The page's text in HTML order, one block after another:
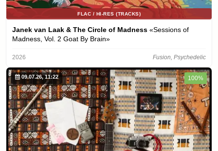
FLAC / HI-RES (TRACKS)
Janek van Laak & The Circle of Madness «Sessions of
Madness, Vol. 2 Goat By Brain»
2026 Fusion, Psychedelic
09.07.26, 11:22 100%